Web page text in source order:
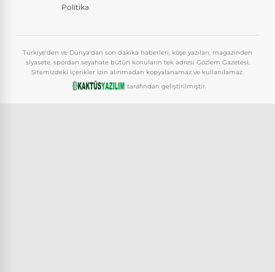
Politika
Türkiye'den ve Dünya'dan son dakika haberleri, köşe yazıları, magazinden
siyasete, spordan seyahate bütün konuların tek adresi Gözlem Gazetesi.
Sitemizdeki içerikler izin alınmadan kopyalanamaz ve kullanılamaz.
tarafından geliştirilmiştir.